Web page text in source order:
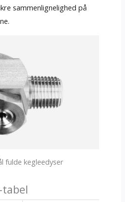
sammenlignelighed på
fulde kegleedyser